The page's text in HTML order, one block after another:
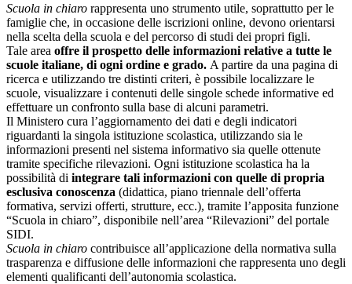
Scuola in chiaro rappresenta uno strumento utile, soprattutto per le
famiglie che, in occasione delle iscrizioni online, devono orientarsi
nella scelta della scuola e del percorso di studi dei propri figli.
Tale area offre il prospetto delle informazioni relative a tutte le
scuole italiane, di ogni ordine e grado. A partire da una pagina di
ricerca e utilizzando tre distinti criteri, è possibile localizzare le
scuole, visualizzare i contenuti delle singole schede informative ed
effettuare un confronto sulla base di alcuni parametri.
Il Ministero cura l’aggiornamento dei dati e degli indicatori
riguardanti la singola istituzione scolastica, utilizzando sia le
informazioni presenti nel sistema informativo sia quelle ottenute
tramite specifiche rilevazioni. Ogni istituzione scolastica ha la
possibilità di integrare tali informazioni con quelle di propria
esclusiva conoscenza (didattica, piano triennale dell’offerta
formativa, servizi offerti, strutture, ecc.), tramite l’apposita funzione
“Scuola in chiaro”, disponibile nell’area “Rilevazioni” del portale
SIDI.
Scuola in chiaro contribuisce all’applicazione della normativa sulla
trasparenza e diffusione delle informazioni che rappresenta uno degli
elementi qualificanti dell’autonomia scolastica.